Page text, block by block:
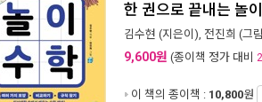
한 권으로 끝내는 놀
김수현 (지은이), 전진희 (그
9,600원 (종이책 정가 대비
이 책의 종이책 : 10,800원